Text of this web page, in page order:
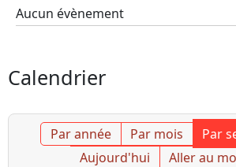
Aucun évènement
Calendrier
Par année Par mois
Par
Aujourd'hui
Aller au